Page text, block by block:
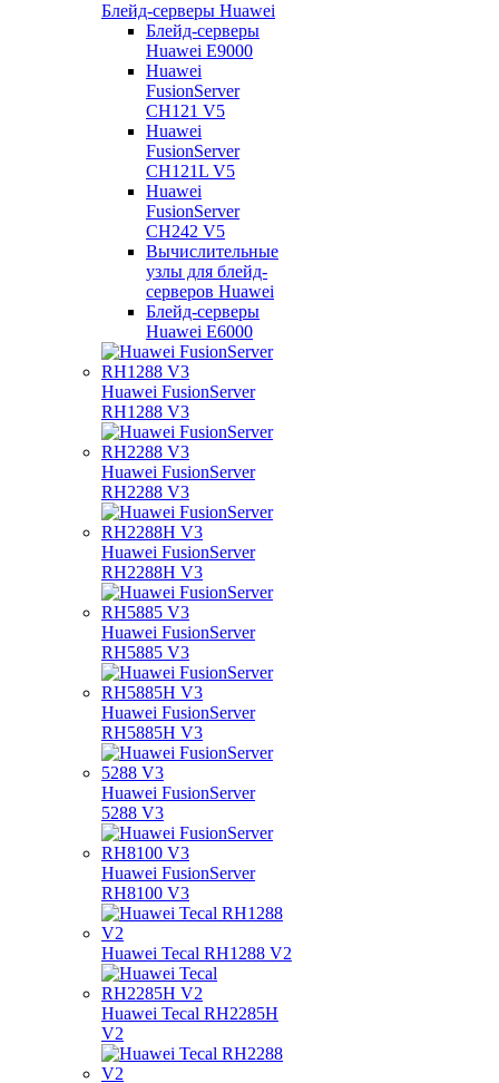
Блейд-серверы Huawei
Блейд-серверы
Huawei E9000
Huawei
FusionServer
CH121 V5
Huawei
FusionServer
CH121L V5
Huawei
FusionServer
CH242 V5
Вычислительные
узлы для блейд-
серверов Huawei
Блейд-серверы
Huawei E6000
Huawei FusionServer
RH1288 V3
Huawei FusionServer
RH2288 V3
Huawei FusionServer
RH2288H V3
Huawei FusionServer
RH5885 V3
Huawei FusionServer
RH5885H V3
Huawei FusionServer
5288 V3
Huawei FusionServer
RH8100 V3
Huawei Tecal RH1288 V2
Huawei Tecal RH2285H
V2